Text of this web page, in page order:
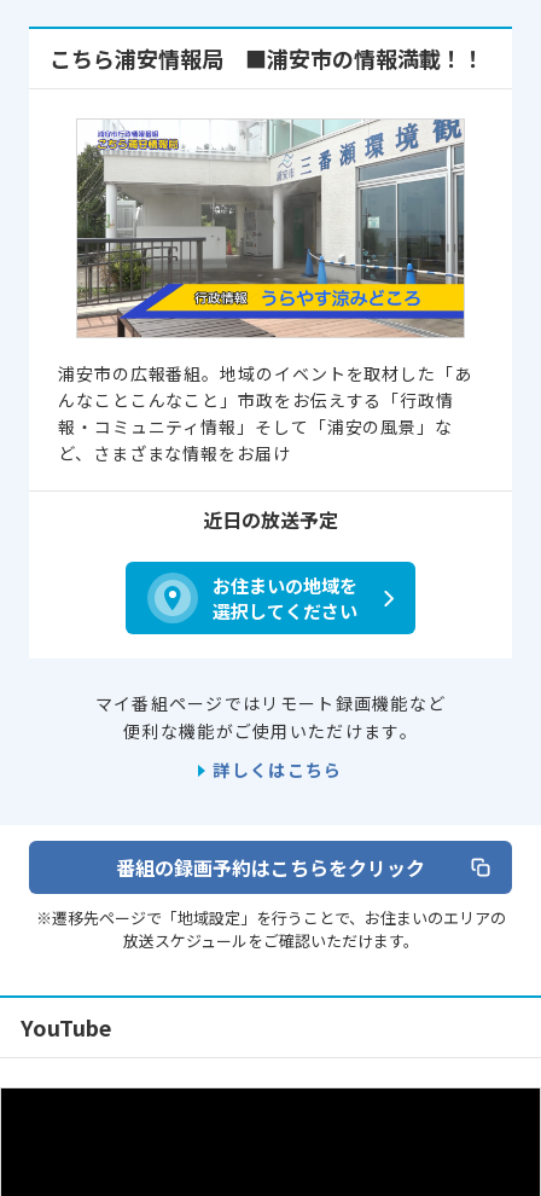
こちら浦安情報局 ■浦安市の情報満載！！
浦安市の広報番組。地域のイベントを取材した「あ
んなことこんなこと」市政をお伝えする「行政情
報・コミュニティ情報」そして「浦安の風景」な
ど、さまざまな情報をお届け
近日の放送予定
お住まいの地域を
選択してください
マイ番組ページではリモート録画機能など
便利な機能がご使用いただけます。
詳しくはこちら
番組の録画予約はこちらをクリック
※遷移先ページで「地域設定」を行うことで、お住まいのエリアの
放送スケジュールをご確認いただけます。
YouTube